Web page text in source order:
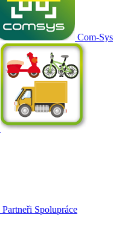
Com-Sys
Partneři Spolupráce